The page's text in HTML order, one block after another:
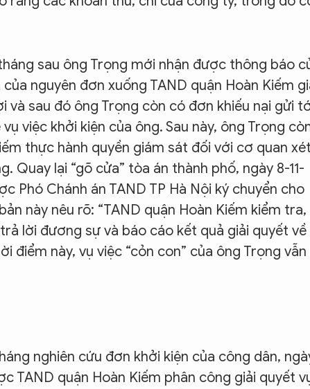
sau ông Trọng mới nhận được thông báo
nguyên đơn xuống TAND quận Hoàn Kiếm
và sau đó ông Trọng còn có đơn khiếu nại gửi
việc khởi kiện của ông. Sau này, ông Trọng
thực hành quyền giám sát đối với cơ quan xét
Quay lại “gõ cửa” tòa án thành phố, ngày 8-11-
Phó Chánh án TAND TP Hà Nội ký chuyển cho
này nêu rõ: “TAND quận Hoàn Kiếm kiểm tra,
lời đương sự và báo cáo kết quả giải quyết về
điểm này, vụ việc “cỏn con” của ông Trọng vẫn
nghiên cứu đơn khởi kiện của công dân,
TAND quận Hoàn Kiếm phân công giải quyết